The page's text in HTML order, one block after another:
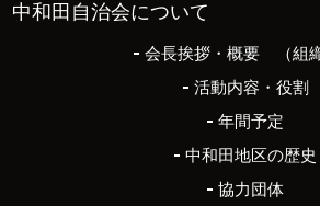
中和田自治会について
会長挨拶・概要 （組織
活動内容・役割
年間予定
中和田地区の歴史
協力団体